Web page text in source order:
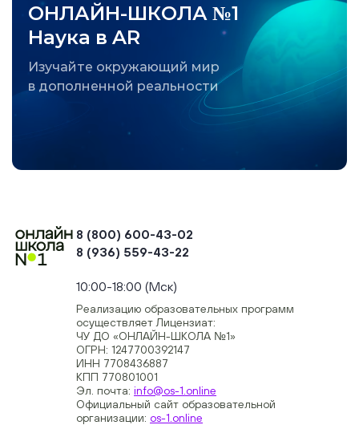
ОНЛАЙН-ШКОЛА №1
Наука в AR
Изучайте окружающий мир
в дополненной реальности
8 (800) 600-43-02
8 (936) 559-43-22
10:00-18:00 (Мск)
Реализацию образовательных программ
осуществляет Лицензиат:
ЧУ ДО «ОНЛАЙН-ШКОЛА №1»
ОГРН: 1247700392147
ИНН 7708436887
КПП 770801001
Эл. почта: info@os-1.online
Официальный сайт образовательной
организации: os-1.online